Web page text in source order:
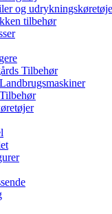
og
tilbehør
Tilbehør